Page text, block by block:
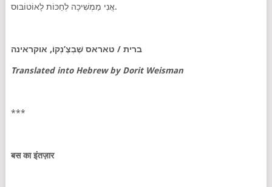
אֲנִי מַמְשִׁיכָה לְחַכּוֹת לָאוֹטוֹבּוּס.
ברית / טאראס שֶׁבְצֶ’נְקוֹ, אוקראינה
Translated into Hebrew by Dorit Weisman
***
बसकाइंतज़ार